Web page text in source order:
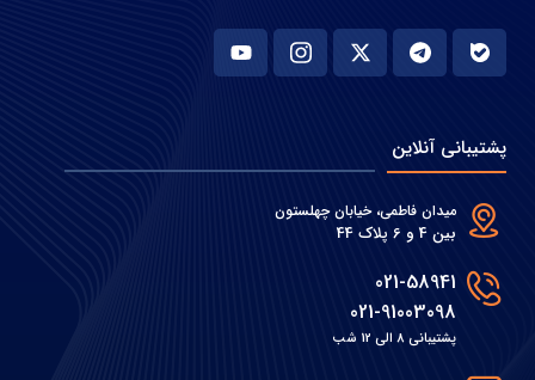
پشتیبانی آنلاین
میدان فاطمی، خیابان چهلستون
بین 4 و 6 پلاک 44
021-58941
021-91003098
پشتیبانی 8 الی 12 شب